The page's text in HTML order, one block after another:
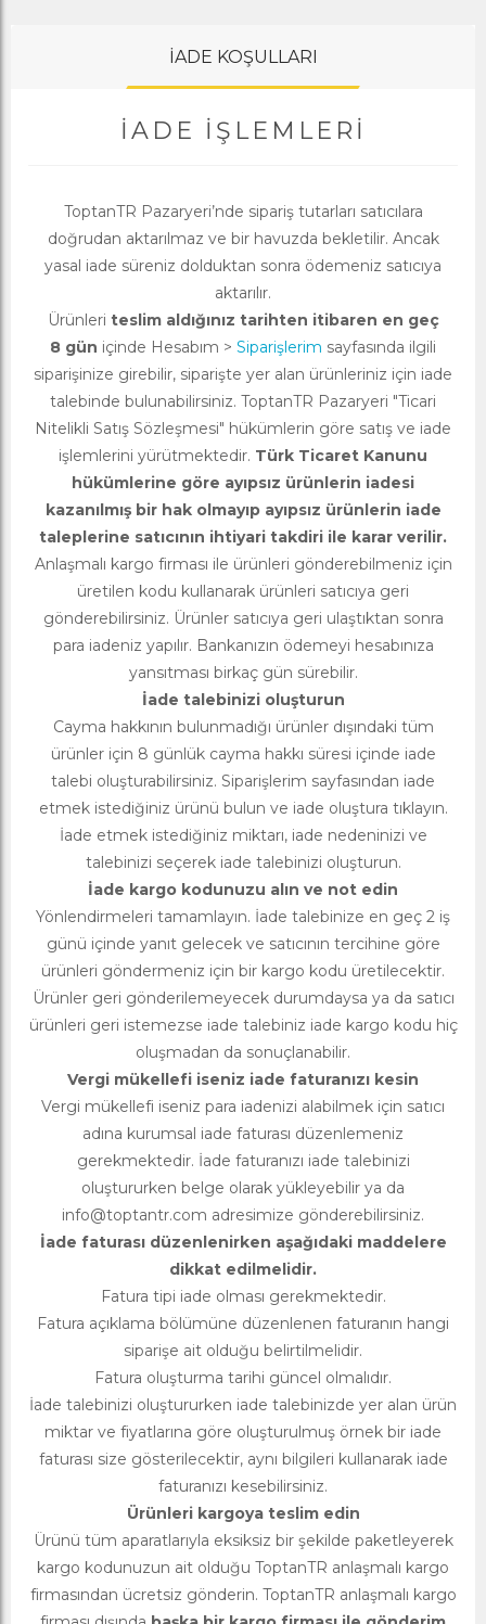
İADE KOŞULLARI
İADE İŞLEMLERI
ToptanTR Pazaryeri’nde sipariş tutarları satıcılara
doğrudan aktarılmaz ve bir havuzda bekletilir. Ancak
yasal iade süreniz dolduktan sonra ödemeniz satıcıya
aktarılır.
Ürünleri teslim aldığınız tarihten itibaren en geç
8 gün içinde Hesabım > Siparişlerim sayfasında ilgili
siparişinize girebilir, siparişte yer alan ürünleriniz için iade
talebinde bulunabilirsiniz. ToptanTR Pazaryeri "Ticari
Nitelikli Satış Sözleşmesi" hükümlerin göre satış ve iade
işlemlerini yürütmektedir. Türk Ticaret Kanunu
hükümlerine göre ayıpsız ürünlerin iadesi
kazanılmış bir hak olmayıp ayıpsız ürünlerin iade
taleplerine satıcının ihtiyari takdiri ile karar verilir.
Anlaşmalı kargo firması ile ürünleri gönderebilmeniz için
üretilen kodu kullanarak ürünleri satıcıya geri
gönderebilirsiniz. Ürünler satıcıya geri ulaştıktan sonra
para iadeniz yapılır. Bankanızın ödemeyi hesabınıza
yansıtması birkaç gün sürebilir.
İade talebinizi oluşturun
Cayma hakkının bulunmadığı ürünler dışındaki tüm
ürünler için 8 günlük cayma hakkı süresi içinde iade
talebi oluşturabilirsiniz. Siparişlerim sayfasından iade
etmek istediğiniz ürünü bulun ve iade oluştura tıklayın.
İade etmek istediğiniz miktarı, iade nedeninizi ve
talebinizi seçerek iade talebinizi oluşturun.
İade kargo kodunuzu alın ve not edin
Yönlendirmeleri tamamlayın. İade talebinize en geç 2 iş
günü içinde yanıt gelecek ve satıcının tercihine göre
ürünleri göndermeniz için bir kargo kodu üretilecektir.
Ürünler geri gönderilemeyecek durumdaysa ya da satıcı
ürünleri geri istemezse iade talebiniz iade kargo kodu hiç
oluşmadan da sonuçlanabilir.
Vergi mükellefi iseniz iade faturanızı kesin
Vergi mükellefi iseniz para iadenizi alabilmek için satıcı
adına kurumsal iade faturası düzenlemeniz
gerekmektedir. İade faturanızı iade talebinizi
oluştururken belge olarak yükleyebilir ya da
info@toptantr.com adresimize gönderebilirsiniz.
İade faturası düzenlenirken aşağıdaki maddelere
dikkat edilmelidir.
Fatura tipi iade olması gerekmektedir.
Fatura açıklama bölümüne düzenlenen faturanın hangi
siparişe ait olduğu belirtilmelidir.
Fatura oluşturma tarihi güncel olmalıdır.
İade talebinizi oluştururken iade talebinizde yer alan ürün
miktar ve fiyatlarına göre oluşturulmuş örnek bir iade
faturası size gösterilecektir, aynı bilgileri kullanarak iade
faturanızı kesebilirsiniz.
Ürünleri kargoya teslim edin
Ürünü tüm aparatlarıyla eksiksiz bir şekilde paketleyerek
kargo kodunuzun ait olduğu ToptanTR anlaşmalı kargo
firmasından ücretsiz gönderin. ToptanTR anlaşmalı kargo